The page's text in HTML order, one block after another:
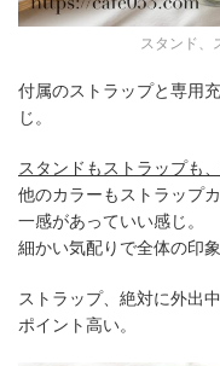
スタンド、
付属のストラップと専用
じ。
スタンドもストラップも
他のカラーもストラップ
一感があっていい感じ。
細かい気配りで全体の印
ストラップ、絶対に外出
ポイント高い。